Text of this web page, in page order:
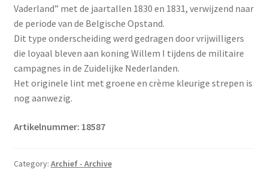
Vaderland” met de jaartallen 1830 en 1831, verwijzend naar
de periode van de Belgische Opstand.
Dit type onderscheiding werd gedragen door vrijwilligers
die loyaal bleven aan koning Willem I tijdens de militaire
campagnes in de Zuidelijke Nederlanden.
Het originele lint met groene en crème kleurige strepen is
nog aanwezig.
Artikelnummer: 18587
Category: Archief - Archive